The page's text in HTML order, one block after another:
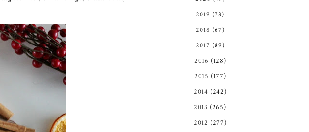
2019 (73)
2018 (67)
2017 (89)
2016 (128)
2015 (177)
2014 (242)
2013 (265)
2012 (277)